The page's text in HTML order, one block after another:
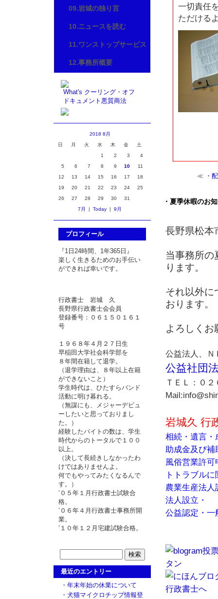
一切責任
ただける
≪ ・
・夏季休暇のお
長野県松本
当事務所の
ります。
それ以外に
おります。
よろしくお
公益法人、Ｎ
公益社団
ＴＥＬ：０
岩城久 行
相続・遺言・
助成金及び補
風俗営業許
トトラブル
農業生産法
法人設立・
公益認定・一
09.岩城の独り言
10.ニュースを読む
11.ワンストップサービス
12.事務所概要
What's クーリング・オフ
ドキュメント悪質商法
2018 8月
日
月 火 水 木 金
土
1
2 3
4
5
6 7 8 9 10
11
12
13 14 15 16 17
18
19
20 21 22 23 24
25
26
27 28 29 30
31
7月
| Today | 9月
プロフィール
『1日24時間、1年365日』
楽しく生きるためのお手伝い
ができれば幸いです。
行政書士 岩城 久
長野県行政書士会会員
登録番号：０６１５０１６１
号
１９６８年４月２７日生
早稲田大学社会科学部を
８年間在籍して退学。
（退学理由は、８年以上在籍
ができないこと）
学生時代は、ひたすらバンド
活動に明け暮れる。
（無謀にも、メジャーデビュ
ーしたいと思っておりまし
た。）
経験したバイトの数は、学生
時代からのトータルで１００
以上。
（決して長続きしなかったわ
けではありませんよ。
何でもやってみたくなるんで
す。）
’０５年１月行政書士試験合
格。
’０６年４月行政書士事務所開
業。
’１０年１２月宅建試験合格。
最近のエントリー
・年末年始の休業について
・犬猫マイクロチップ情報登